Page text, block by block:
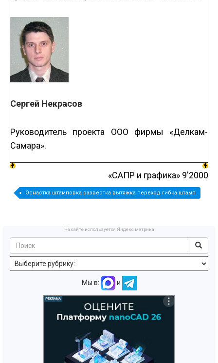
Сергей Некрасов
Руководитель проекта ООО фирмы «Делкам-
Самара».
«САПР и графика» 9'2000
Оснастка штамповка развертка вытяжка переход гибка штамп
На сайте используется Яндекс метрика
Мы в: и